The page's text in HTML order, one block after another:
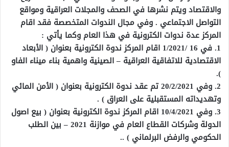
والاقتصاد ويتم نشرها في الصحف والمجلات العراقية ومواقع
التواصل الاجتماعي . وفي مجال الندوات المتخصصة فقد اقام
المركز عدة ندوات الكترونية في هذا العام وكما يأتي :
1. في 16 /1/2021 اقام المركز ندوة الكترونية بعنوان ( الأبعاد
الاقتصادية للاتفاقية العراقية – الصينية واهمية بناء ميناء الفاو
).
2. وفي 20/2/2021 تم عقد ندوة الكترونية بعنوان ( الأمن المائي
وتهديداته المستقبلية على العراق ) .
3. وفي 10/4/2021 اقام المركز ندوة الكترونية بعنوان ( بيع اصول
الدولة وشركات القطاع العام في موازنة 2021 – بين الطلب
الحكومي والرفض البرلماني ) ..